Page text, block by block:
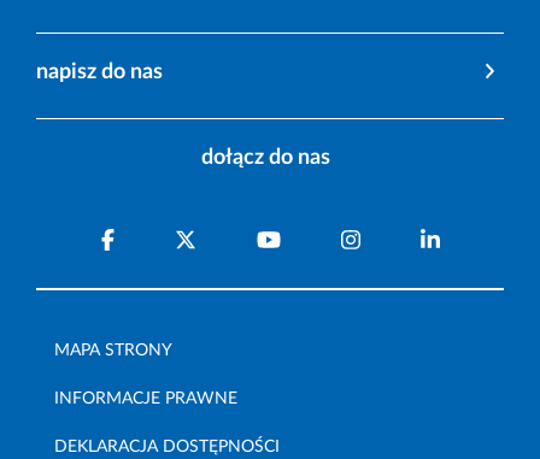
napisz do nas
dołącz do nas
MAPA STRONY
INFORMACJE PRAWNE
DEKLARACJA DOSTĘPNOŚCI